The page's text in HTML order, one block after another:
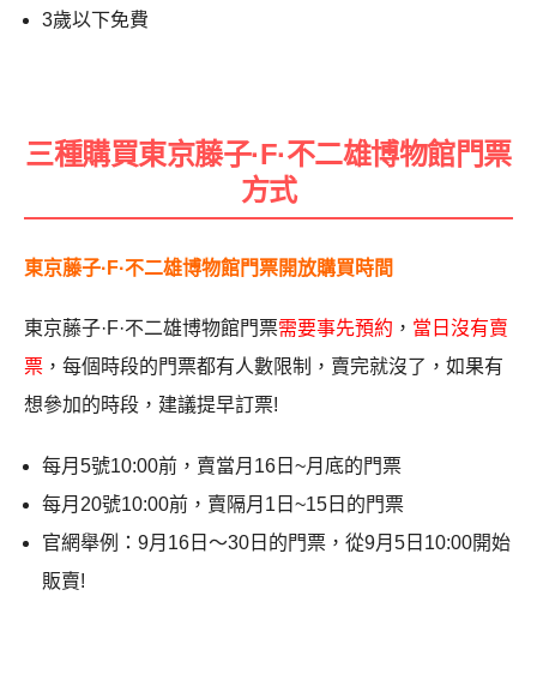
3歲以下免費
三種購買東京藤子·F·不二雄博物館門票
方式
東京藤子·F·不二雄博物館門票開放購買時間
東京藤子·F·不二雄博物館門票需要事先預約 ， 當日沒有賣
票 ，每個時段的門票都有人數限制，賣完就沒了，如果有
想參加的時段，建議提早訂票!
每月5號10:00前，賣當月16日~月底的門票
每月20號10:00前，賣隔月1日~15日的門票
官網舉例：9月16日～30日的門票，從9月5日10:00開始
販賣!